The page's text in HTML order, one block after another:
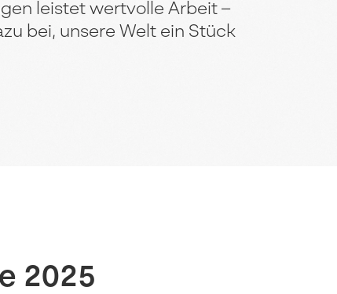
leistet wertvolle Arbeit –
bei, unsere Welt ein Stück
2025